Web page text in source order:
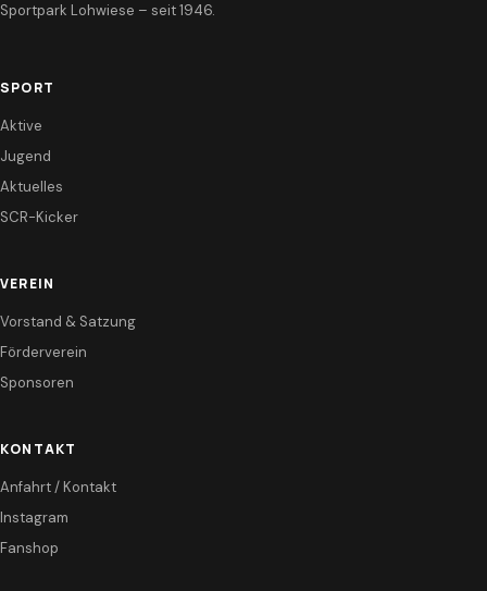
Sportpark Lohwiese – seit 1946.
SPORT
Aktive
Jugend
Aktuelles
SCR-Kicker
VEREIN
Vorstand & Satzung
Förderverein
Sponsoren
KONTAKT
Anfahrt / Kontakt
Instagram
Fanshop